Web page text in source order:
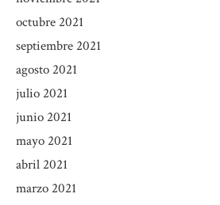
octubre 2021
septiembre 2021
agosto 2021
julio 2021
junio 2021
mayo 2021
abril 2021
marzo 2021